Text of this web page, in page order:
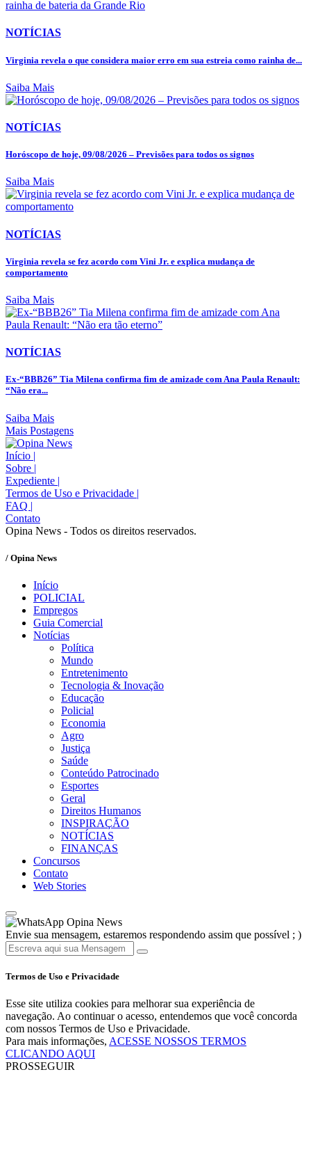
NOTÍCIAS
Virginia revela o que considera maior erro em sua estreia como rainha de...
Saiba Mais
NOTÍCIAS
Horóscopo de hoje, 09/08/2026 – Previsões para todos os signos
Saiba Mais
NOTÍCIAS
Virginia revela se fez acordo com Vini Jr. e explica mudança de
comportamento
Saiba Mais
NOTÍCIAS
Ex-“BBB26” Tia Milena confirma fim de amizade com Ana Paula Renault:
“Não era...
Saiba Mais
Mais Postagens
Início |
Sobre |
Expediente |
Termos de Uso e Privacidade |
FAQ |
Contato
Opina News - Todos os direitos reservados.
/ Opina News
Início
POLICIAL
Empregos
Guia Comercial
Notícias
Política
Mundo
Entretenimento
Tecnologia & Inovação
Educação
Policial
Economia
Agro
Justiça
Saúde
Conteúdo Patrocinado
Esportes
Geral
Direitos Humanos
INSPIRAÇÃO
NOTÍCIAS
FINANÇAS
Concursos
Contato
Web Stories
Opina News
Envie sua mensagem, estaremos respondendo assim que possível ; )
Termos de Uso e Privacidade
Esse site utiliza cookies para melhorar sua experiência de
navegação. Ao continuar o acesso, entendemos que você concorda
com nossos Termos de Uso e Privacidade.
Para mais informações, ACESSE NOSSOS TERMOS
CLICANDO AQUI
PROSSEGUIR